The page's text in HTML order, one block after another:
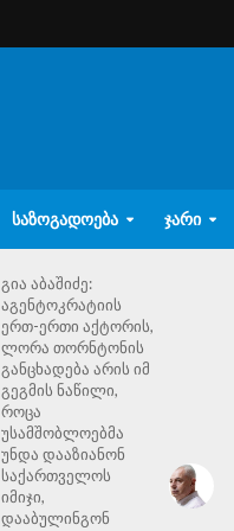
ᲡᲐᲖᲝᲒᲐᲓᲝᲔᲑᲐ ᲯᲐᲠᲘ
გია აბაშიძე:
აგენტოკრატიის
ერთ-ერთი აქტორის,
ლორა თორნტონის
განცხადება არის იმ
გეგმის ნაწილი,
როცა
უსამშობლოებმა
უნდა დააზიანონ
საქართველოს
იმიჯი,
დააბულინგონ